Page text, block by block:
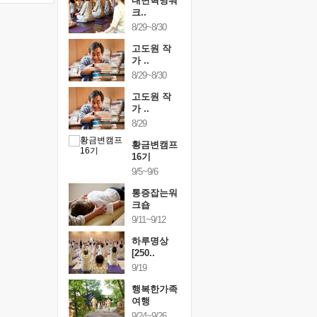
크..
8/29~8/30
고도원 작
가 ..
8/29~8/30
고도원 작
가 ..
8/29
황금변캠프
16기
9/5~9/6
통증잡는워
크숍
9/11~9/12
하루명상
[250..
9/19
행복한가족
여행